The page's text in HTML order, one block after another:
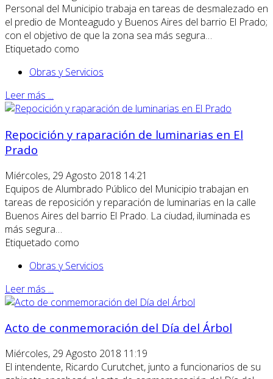
Personal del Municipio trabaja en tareas de desmalezado en
el predio de Monteagudo y Buenos Aires del barrio El Prado;
con el objetivo de que la zona sea más segura…
Etiquetado como
Obras y Servicios
Leer más ...
Repocición y raparación de luminarias en El
Prado
Miércoles, 29 Agosto 2018 14:21
Equipos de Alumbrado Público del Municipio trabajan en
tareas de reposición y reparación de luminarias en la calle
Buenos Aires del barrio El Prado. La ciudad, iluminada es
más segura…
Etiquetado como
Obras y Servicios
Leer más ...
Acto de conmemoración del Día del Árbol
Miércoles, 29 Agosto 2018 11:19
El intendente, Ricardo Curutchet, junto a funcionarios de su